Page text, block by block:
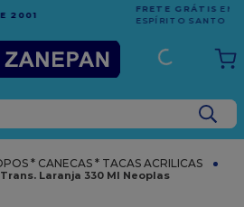
ACIMA DE R$1.000,00 PARA O
* CANECAS * TACAS ACRILICAS
Laranja 330 Ml Neoplas